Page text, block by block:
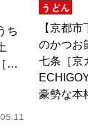
ント応募
ち
益
うどん
【京都
のかつお
七条［京
豪勢な本